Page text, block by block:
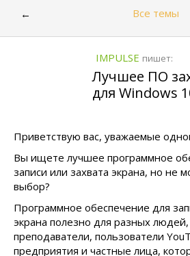
← Все темы
IMPULSE пишет:
Лучшее ПО
для Windows
Приветствую вас, уважаемые
Вы ищете лучшее программное
записи или захвата экрана, но не
выбор?
Программное обеспечение для
экрана полезно для разных людей,
преподаватели, пользователи
предприятия и частные лица,